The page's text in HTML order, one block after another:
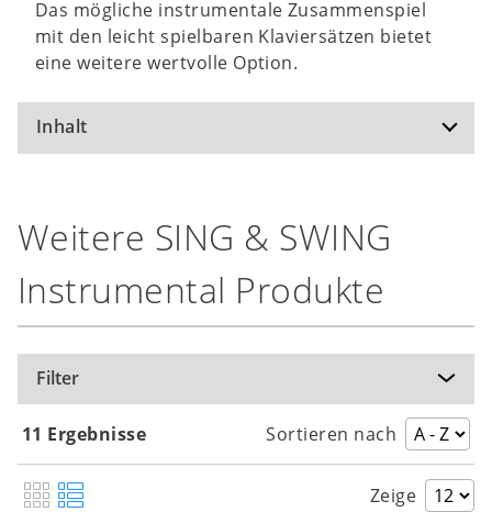
Das mögliche instrumentale Zusammenspiel
mit den leicht spielbaren Klaviersätzen bietet
eine weitere wertvolle Option.
Inhalt
Als ich bei meinen Schafen wacht
Danke für diesen guten Morgen
Es wird scho glei dumper
Halleluja-Kanon
Jingle Bells
Joy to the World
Leise rieselt der Schnee
Let's Sing a Song of Christmas
Weitere SING & SWING
Instrumental Produkte
Filter
11 Ergebnisse Sortieren nach
Zeige